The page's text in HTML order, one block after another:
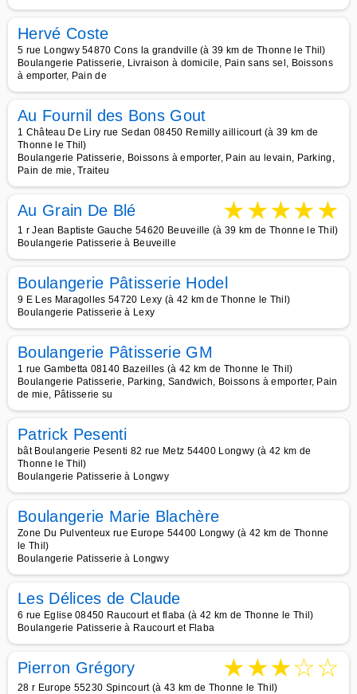
Hervé Coste
5 rue Longwy 54870 Cons la grandville (à 39 km de Thonne le Thil)
Boulangerie Patisserie, Livraison à domicile, Pain sans sel, Boissons
à emporter, Pain de
Au Fournil des Bons Gout
1 Château De Liry rue Sedan 08450 Remilly aillicourt (à 39 km de
Thonne le Thil)
Boulangerie Patisserie, Boissons à emporter, Pain au levain, Parking,
Pain de mie, Traiteu
Au Grain De Blé ★★★★★
1 r Jean Baptiste Gauche 54620 Beuveille (à 39 km de Thonne le Thil)
Boulangerie Patisserie à Beuveille
Boulangerie Pâtisserie Hodel
9 E Les Maragolles 54720 Lexy (à 42 km de Thonne le Thil)
Boulangerie Patisserie à Lexy
Boulangerie Pâtisserie GM
1 rue Gambetta 08140 Bazeilles (à 42 km de Thonne le Thil)
Boulangerie Patisserie, Parking, Sandwich, Boissons à emporter, Pain
de mie, Pâtisserie su
Patrick Pesenti
bât Boulangerie Pesenti 82 rue Metz 54400 Longwy (à 42 km de
Thonne le Thil)
Boulangerie Patisserie à Longwy
Boulangerie Marie Blachère
Zone Du Pulventeux rue Europe 54400 Longwy (à 42 km de Thonne
le Thil)
Boulangerie Patisserie à Longwy
Les Délices de Claude
6 rue Eglise 08450 Raucourt et flaba (à 42 km de Thonne le Thil)
Boulangerie Patisserie à Raucourt et Flaba
Pierron Grégory ★★★☆☆
28 r Europe 55230 Spincourt (à 43 km de Thonne le Thil)